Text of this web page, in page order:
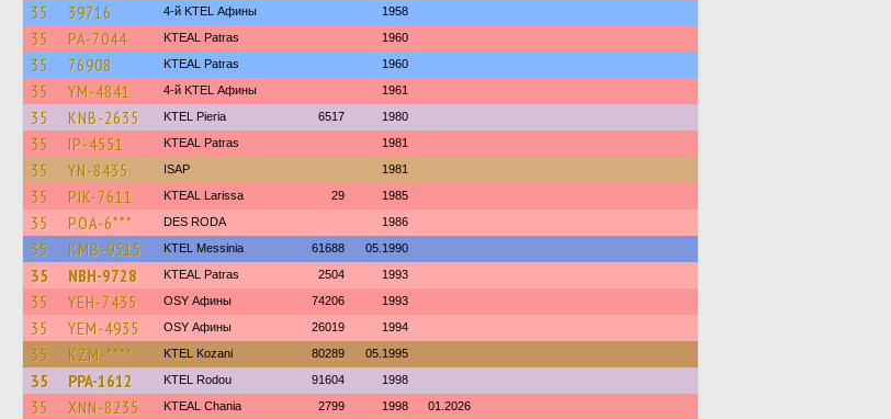
35 39716 4-й KTEL Афины 1958
35 PA-7044 KTEAL Patras 1960
35 76908 KTEAL Patras 1960
35 YM-4841 4-й KTEL Афины 1961
35 KNB-2635 KTEL Pieria 6517 1980
35 IP-4551 KTEAL Patras 1981
35 YN-8435 ISAP 1981
35 PIK-7611 KTEAL Larissa 29 1985
35 POA-6*** DES RODA 1986
35 KMB-9515 KTEL Messinia 61688 05.1990
35 NBH-9728 KTEAL Patras 2504 1993
35 YEH-7435 OSY Афины 74206 1993
35 YEM-4935 OSY Афины 26019 1994
35 KZM-**** ΚΤΕL Kozani 80289 05.1995
35 PPA-1612 ΚΤΕL Rodou 91604 1998
35 XNN-8235 KTEAL Chania 2799 1998 01.2026